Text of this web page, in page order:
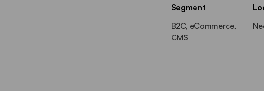
Segment
B2C, eCommerce,
CMS